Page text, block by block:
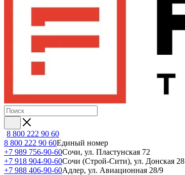
8 800 222 90 60
8 800 222 90 60Единый номер
+7 989 756-90-60Сочи, ул. Пластунская 72
+7 918 904-90-60Сочи (Строй-Сити), ул. Донская 28
+7 988 406-90-60Адлер, ул. Авиационная 28/9